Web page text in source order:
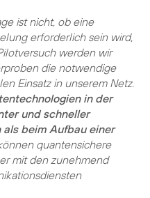
ist nicht, ob eine
erforderlich sein wird,
werden wir
die notwendige
Einsatz in unserem Netz.
in der
und schneller
beim Aufbau einer
quantensichere
mit den zunehmend